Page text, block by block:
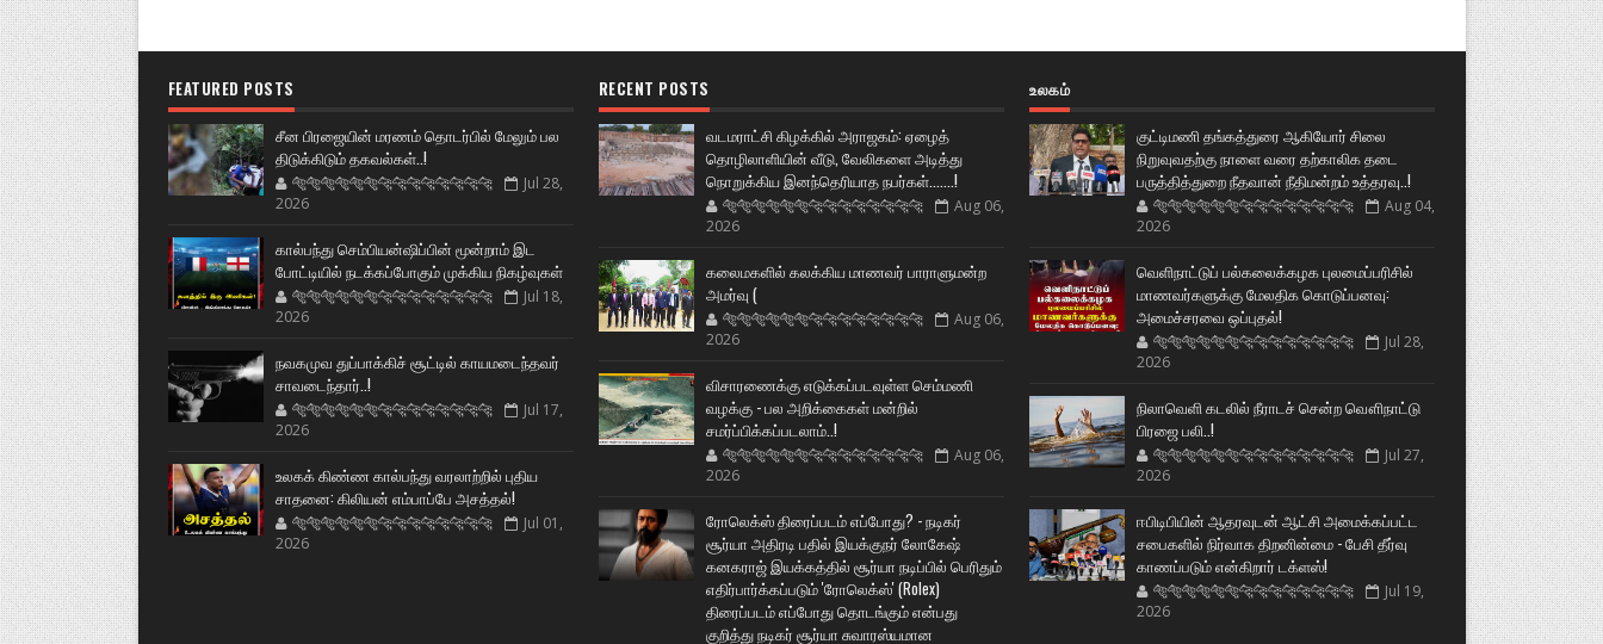
FEATURED POSTS
சீன பிரஜையின் மரணம் தொடர்பில் மேலும் பல
திடுக்கிடும் தகவல்கள்..!
🐅🐅🐅🐅🐅🐅🐆🐆🐆🐆🐆🐆🐆🐆
Jul 28,
2026
கால்பந்து செம்பியன்ஷிப்பின் மூன்றாம் இட
போட்டியில் நடக்கப்போகும் முக்கிய நிகழ்வுகள்
🐅🐅🐅🐅🐅🐅🐆🐆🐆🐆🐆🐆🐆🐆
Jul 18,
2026
நவகமுவ துப்பாக்கிச் சூட்டில் காயமடைந்தவர்
சாவடைந்தார்..!
🐅🐅🐅🐅🐅🐅🐆🐆🐆🐆🐆🐆🐆🐆
Jul 17,
2026
உலகக் கிண்ண கால்பந்து வரலாற்றில் புதிய
சாதனை: கிலியன் எம்பாப்பே அசத்தல்!
🐅🐅🐅🐅🐅🐅🐆🐆🐆🐆🐆🐆🐆🐆
Jul 01,
2026
RECENT POSTS
வடமராட்சி கிழக்கில் அராஜகம்: ஏழைத்
தொழிலாளியின் வீடு, வேலிகளை அடித்து
நொறுக்கிய இனந்தெரியாத நபர்கள்.......!
🐅🐅🐅🐅🐅🐅🐆🐆🐆🐆🐆🐆🐆🐆
Aug 06,
2026
கலைமகளில் கலக்கிய மாணவர் பாராளுமன்ற
அமர்வு (
🐅🐅🐅🐅🐅🐅🐆🐆🐆🐆🐆🐆🐆🐆
Aug 06,
2026
விசாரணைக்கு எடுக்கப்படவுள்ள செம்மணி
வழக்கு - பல அறிக்கைகள் மன்றில்
சமர்ப்பிக்கப்படலாம்..!
🐅🐅🐅🐅🐅🐅🐆🐆🐆🐆🐆🐆🐆🐆
Aug 06,
2026
ரோலெக்ஸ் திரைப்படம் எப்போது? - நடிகர்
சூர்யா அதிரடி பதில் இயக்குநர் லோகேஷ்
கனகராஜ் இயக்கத்தில் சூர்யா நடிப்பில் பெரிதும்
எதிர்பார்க்கப்படும் 'ரோலெக்ஸ்' (Rolex)
திரைப்படம் எப்போது தொடங்கும் என்பது
குறித்து நடிகர் சூர்யா சுவாரஸ்யமான
உலகம்
குட்டிமணி தங்கத்துரை ஆகியோர் சிலை
நிறுவுவதற்கு நாளை வரை தற்காலிக தடை
பருத்தித்துறை நீதவான் நீதிமன்றம் உத்தரவு..!
🐅🐅🐅🐅🐅🐅🐆🐆🐆🐆🐆🐆🐆🐆
Aug 04,
2026
வெளிநாட்டுப் பல்கலைக்கழக புலமைப்பரிசில்
மாணவர்களுக்கு மேலதிக கொடுப்பனவு:
அமைச்சரவை ஒப்புதல்!
🐅🐅🐅🐅🐅🐅🐆🐆🐆🐆🐆🐆🐆🐆
Jul 28,
2026
நிலாவெளி கடலில் நீராடச் சென்ற வௌிநாட்டு
பிரஜை பலி..!
🐅🐅🐅🐅🐅🐅🐆🐆🐆🐆🐆🐆🐆🐆
Jul 27,
2026
ஈபிடிபியின் ஆதரவுடன் ஆட்சி அமைக்கப்பட்ட
சபைகளில் நிர்வாக திறனின்மை - பேசி தீர்வு
காணப்படும் என்கிறார் டக்ளஸ்!
🐅🐅🐅🐅🐅🐅🐆🐆🐆🐆🐆🐆🐆🐆
Jul 19,
2026